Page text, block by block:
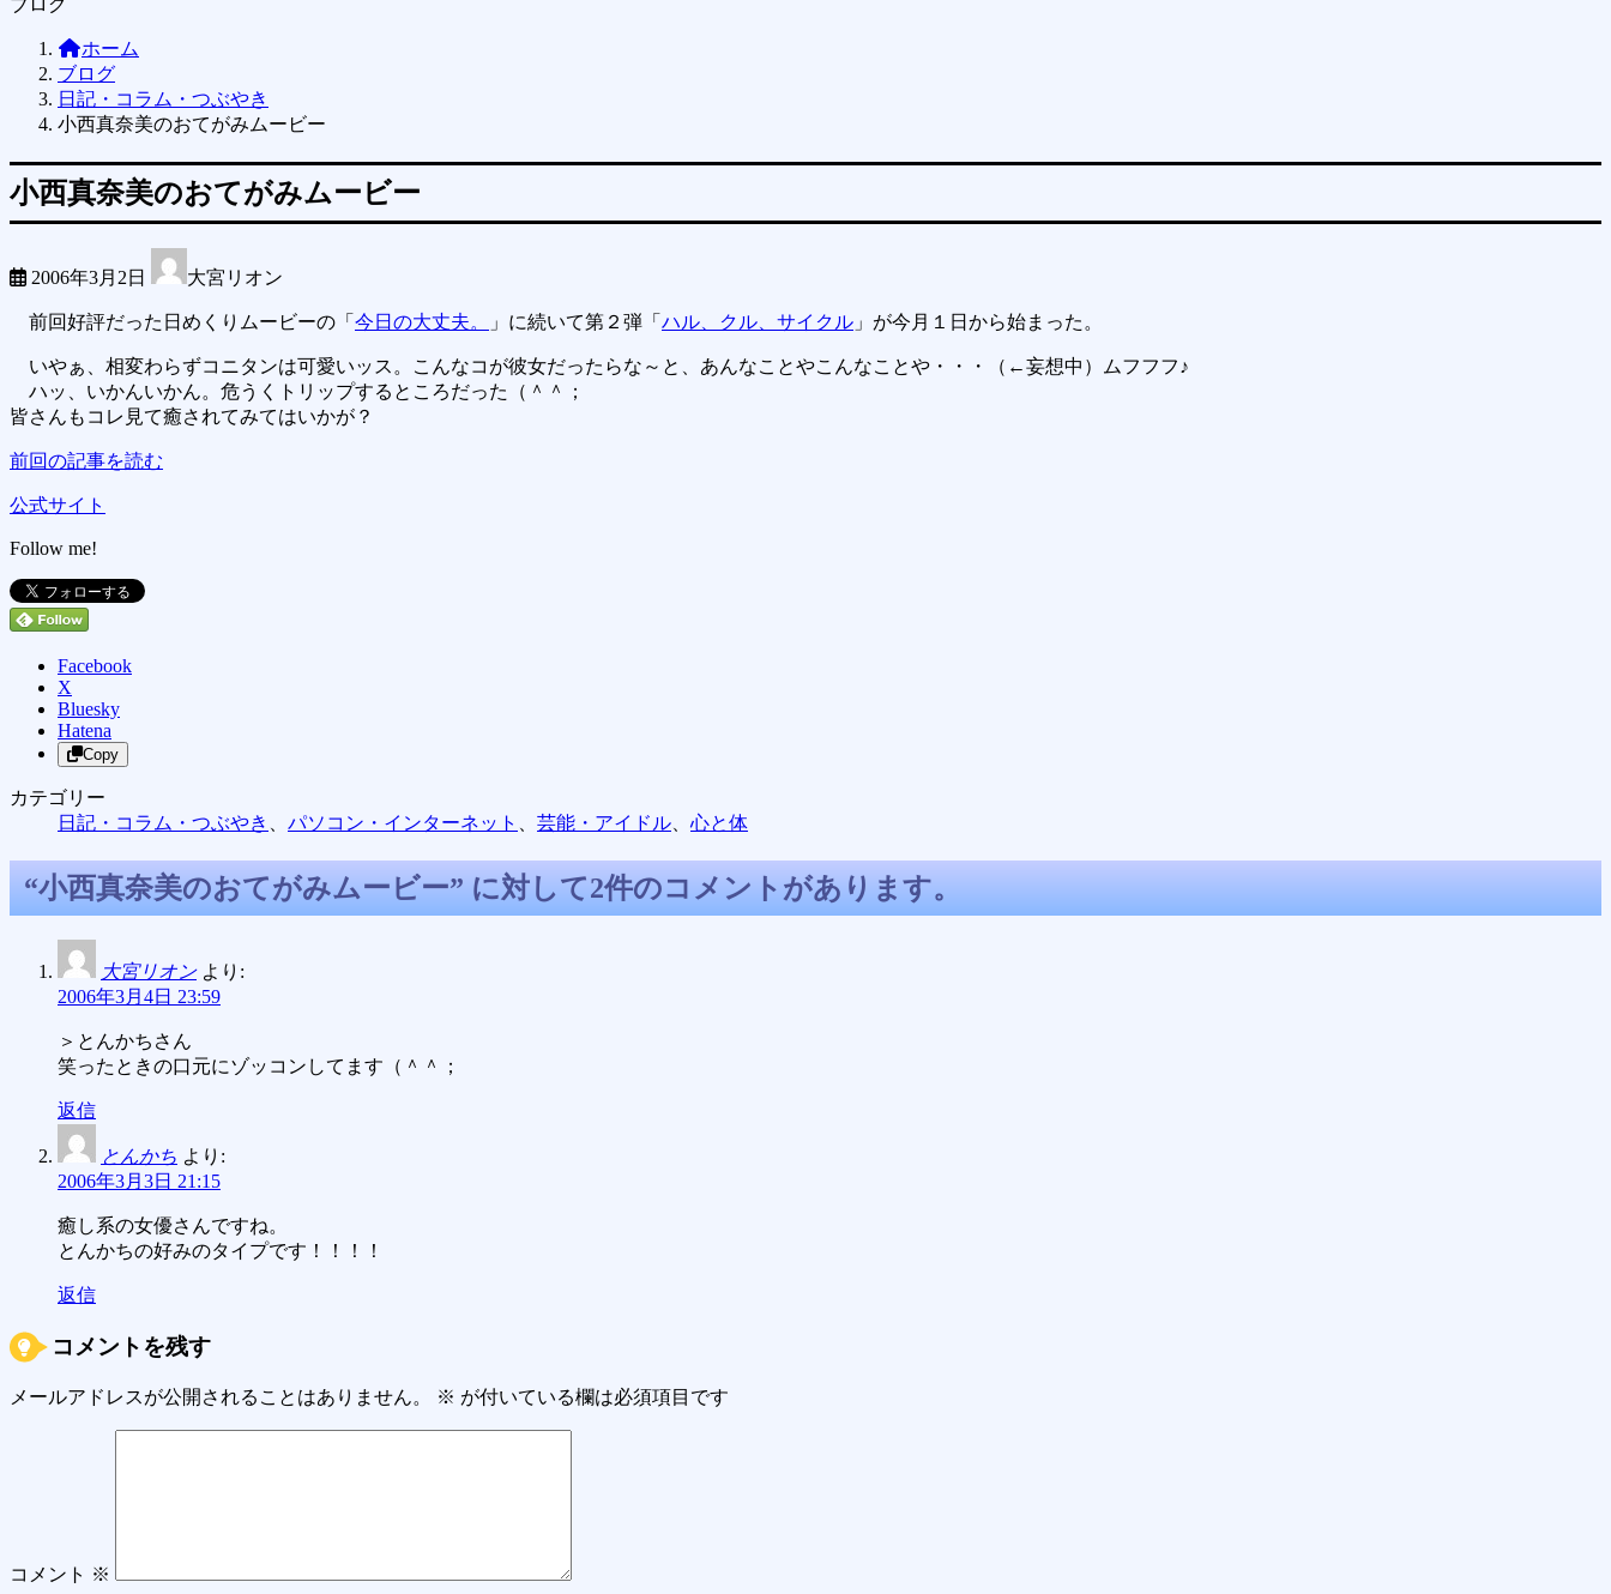
ブログ
ホーム
ブログ
日記・コラム・つぶやき
小西真奈美のおてがみムービー
小西真奈美のおてがみムービー
2006年3月2日 大宮リオン
前回好評だった日めくりムービーの「 今日の大丈夫。 」に続いて第２弾「 ハル、クル、サイクル 」が今月１日から始まった。
いやぁ、相変わらずコニタンは可愛いッス。こんなコが彼女だったらな～と、あんなことやこんなことや・・・（←妄想中）ムフフフ♪
ハッ、いかんいかん。危うくトリップするところだった（＾＾；
皆さんもコレ見て癒されてみてはいかが？
前回の記事を読む
公式サイト
Follow me!
Facebook
X
Bluesky
Hatena
Copy
カテゴリー
日記・コラム・つぶやき
パソコン・インターネット 芸能・アイドル 心と体
“小西真奈美のおてがみムービー” に対して2件のコメントがあります。
大宮リオン より:
2006年3月4日 23:59
＞とんかちさん
笑ったときの口元にゾッコンしてます（＾＾；
返信
とんかち より:
2006年3月3日 21:15
癒し系の女優さんですね。
とんかちの好みのタイプです！！！！
返信
コメントを残す
メールアドレスが公開されることはありません。 ※ が付いている欄は必須項目です
コメント ※